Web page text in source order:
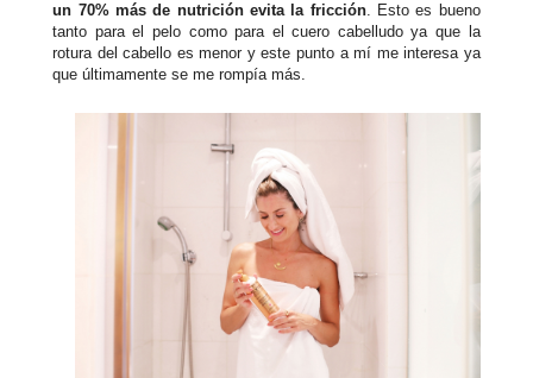
un 70% más de nutrición evita la fricción. Esto es bueno
tanto para el pelo como para el cuero cabelludo ya que la
rotura del cabello es menor y este punto a mí me interesa ya
que últimamente se me rompía más.